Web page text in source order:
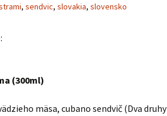
, sendvic, slovakia, slovensko
(300ml)
mäsa, cubano sendvič (Dva druhy